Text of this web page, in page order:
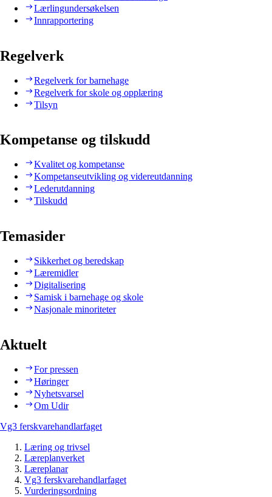
Lærlingundersøkelsen
Innrapportering
Regelverk
Regelverk for barnehage
Regelverk for skole og opplæring
Tilsyn
Kompetanse og tilskudd
Kvalitet og kompetanse
Kompetanseutvikling og videreutdanning
Lederutdanning
Tilskudd
Temasider
Sikkerhet og beredskap
Læremidler
Digitalisering
Samisk i barnehage og skole
Nasjonale minoriteter
Aktuelt
For pressen
Høringer
Nyhetsvarsel
Om Udir
Vg3 ferskvarehandlarfaget
Læring og trivsel
Læreplanverket
Læreplanar
Vg3 ferskvarehandlarfaget
Vurderingsordning